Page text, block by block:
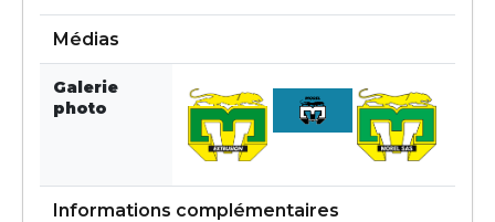
Médias
Galerie
photo
Informations complémentaires